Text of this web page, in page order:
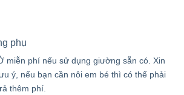
phụ
miễn phí nếu sử dụng giường sẵn có. Xin
ý, nếu bạn cần nôi em bé thì có thể phải
thêm phí.